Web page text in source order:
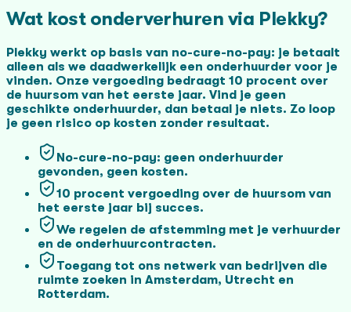
Wat kost onderverhuren via Plekky?
Plekky werkt op basis van no-cure-no-pay: je betaalt
alleen als we daadwerkelijk een onderhuurder voor je
vinden. Onze vergoeding bedraagt 10 procent over
de huursom van het eerste jaar. Vind je geen
geschikte onderhuurder, dan betaal je niets. Zo loop
je geen risico op kosten zonder resultaat.
No-cure-no-pay: geen onderhuurder
gevonden, geen kosten.
10 procent vergoeding over de huursom van
het eerste jaar bij succes.
We regelen de afstemming met je verhuurder
en de onderhuurcontracten.
Toegang tot ons netwerk van bedrijven die
ruimte zoeken in Amsterdam, Utrecht en
Rotterdam.